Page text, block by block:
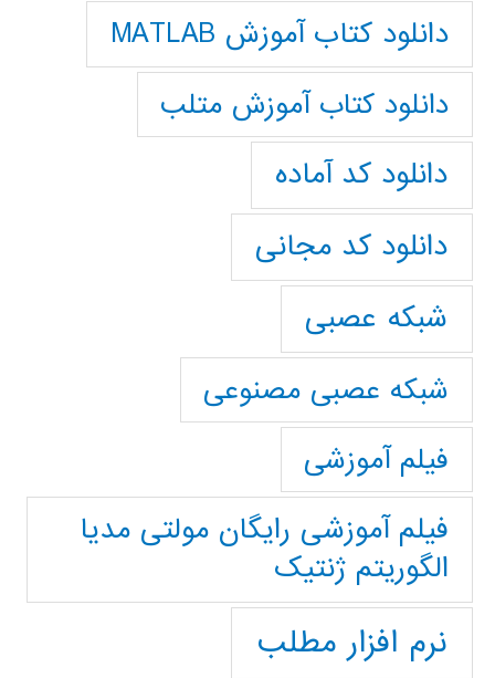
دانلود کتاب آموزش MATLAB
دانلود کتاب آموزش متلب
دانلود کد آماده
دانلود کد مجانی
شبکه عصبی
شبکه عصبی مصنوعی
فیلم آموزشی
فیلم آموزشی رایگان مولتی مدیا
الگوریتم ژنتیک
نرم افزار مطلب